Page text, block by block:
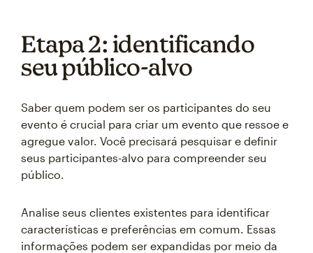
Etapa 2: identificando
seu público-alvo
Saber quem podem ser os participantes do seu
evento é crucial para criar um evento que ressoe e
agregue valor. Você precisará pesquisar e definir
seus participantes-alvo para compreender seu
público.
Analise seus clientes existentes para identificar
características e preferências em comum. Essas
informações podem ser expandidas por meio da